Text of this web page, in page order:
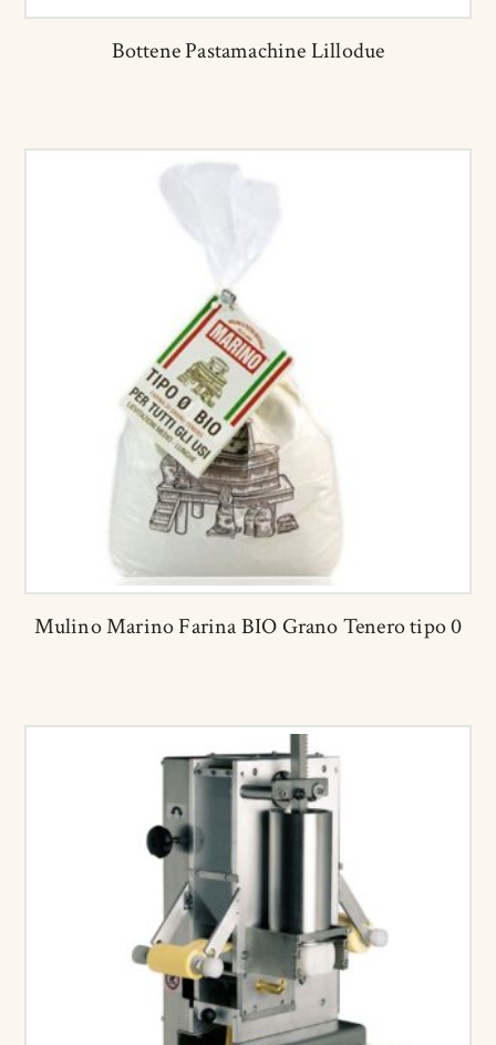
Bottene Pastamachine Lillodue
Mulino Marino Farina BIO Grano Tenero tipo 0